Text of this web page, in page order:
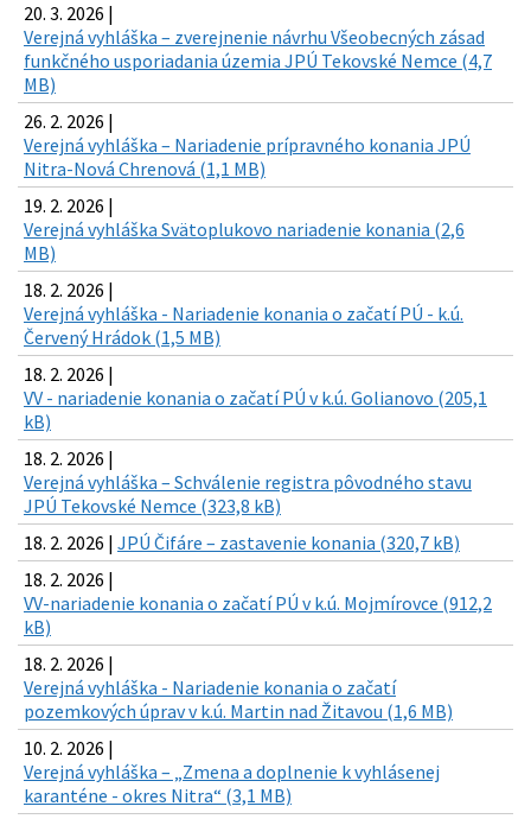
20. 3. 2026 |
Verejná vyhláška – zverejnenie návrhu Všeobecných zásad
funkčného usporiadania územia JPÚ Tekovské Nemce (4,7
MB)
26. 2. 2026 |
Verejná vyhláška – Nariadenie prípravného konania JPÚ
Nitra-Nová Chrenová (1,1 MB)
19. 2. 2026 |
Verejná vyhláška Svätoplukovo nariadenie konania (2,6
MB)
18. 2. 2026 |
Verejná vyhláška - Nariadenie konania o začatí PÚ - k.ú.
Červený Hrádok (1,5 MB)
18. 2. 2026 |
VV - nariadenie konania o začatí PÚ v k.ú. Golianovo (205,1
kB)
18. 2. 2026 |
Verejná vyhláška – Schválenie registra pôvodného stavu
JPÚ Tekovské Nemce (323,8 kB)
18. 2. 2026 | JPÚ Čifáre – zastavenie konania (320,7 kB)
18. 2. 2026 |
VV-nariadenie konania o začatí PÚ v k.ú. Mojmírovce (912,2
kB)
18. 2. 2026 |
Verejná vyhláška - Nariadenie konania o začatí
pozemkových úprav v k.ú. Martin nad Žitavou (1,6 MB)
10. 2. 2026 |
Verejná vyhláška – „Zmena a doplnenie k vyhlásenej
karanténe - okres Nitra“ (3,1 MB)